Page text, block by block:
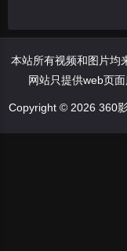
本站所有视频和图片均
网站只提供web页
Copyright © 2026 360